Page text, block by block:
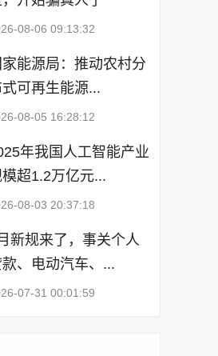
08-06 09:13:32
家能源局：推动农村分
可再生能源...
08-05 16:28:12
年我国人工智能产业
超1.2万亿元...
08-03 20:37:18
新规来了，事关个人
款、电动汽车、...
07-31 00:01:59